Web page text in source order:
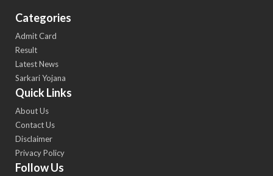
Categories
Admit Card
Result
Latest News
Sarkari Yojana
Quick Links
About Us
Contact Us
Disclaimer
Privacy Policy
Follow Us